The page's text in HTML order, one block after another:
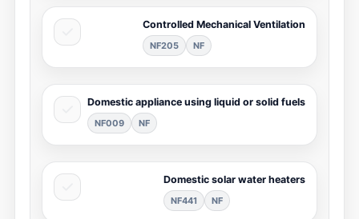
Controlled Mechanical Ventilation
NF205
Domestic appliance using liquid or solid fuels
NF009
Domestic solar water heaters
NF441